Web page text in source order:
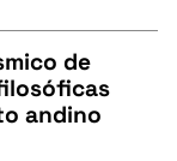
de
andino